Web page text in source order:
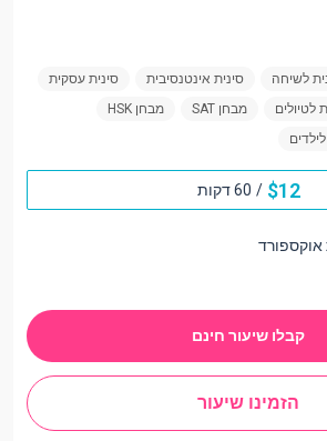
לשיחה סינית אינטנסיבית
סינית עסקית
לטיולים מבחן SAT
מבחן HSK
12
$
/ 60 דקות
קבלו שיעור חינם
הזמינו שיעור